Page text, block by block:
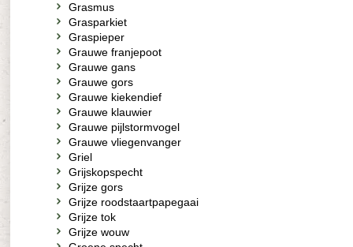
Grasmus
Grasparkiet
Graspieper
Grauwe franjepoot
Grauwe gans
Grauwe gors
Grauwe kiekendief
Grauwe klauwier
Grauwe pijlstormvogel
Grauwe vliegenvanger
Griel
Grijskopspecht
Grijze gors
Grijze roodstaartpapegaai
Grijze tok
Grijze wouw